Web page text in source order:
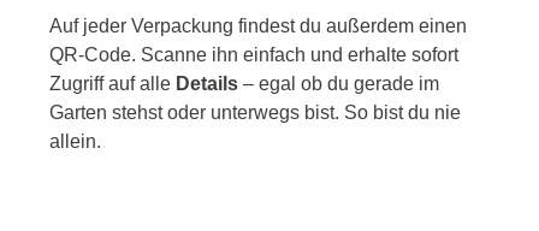
Auf jeder Verpackung findest du außerdem einen
QR-Code. Scanne ihn einfach und erhalte sofort
Zugriff auf alle Details – egal ob du gerade im
Garten stehst oder unterwegs bist. So bist du nie
allein.